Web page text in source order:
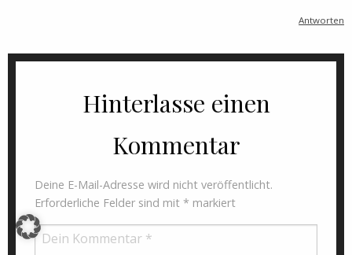
Antworten
Hinterlasse einen
Kommentar
Deine E-Mail-Adresse wird nicht veröffentlicht.
Erforderliche Felder sind mit * markiert